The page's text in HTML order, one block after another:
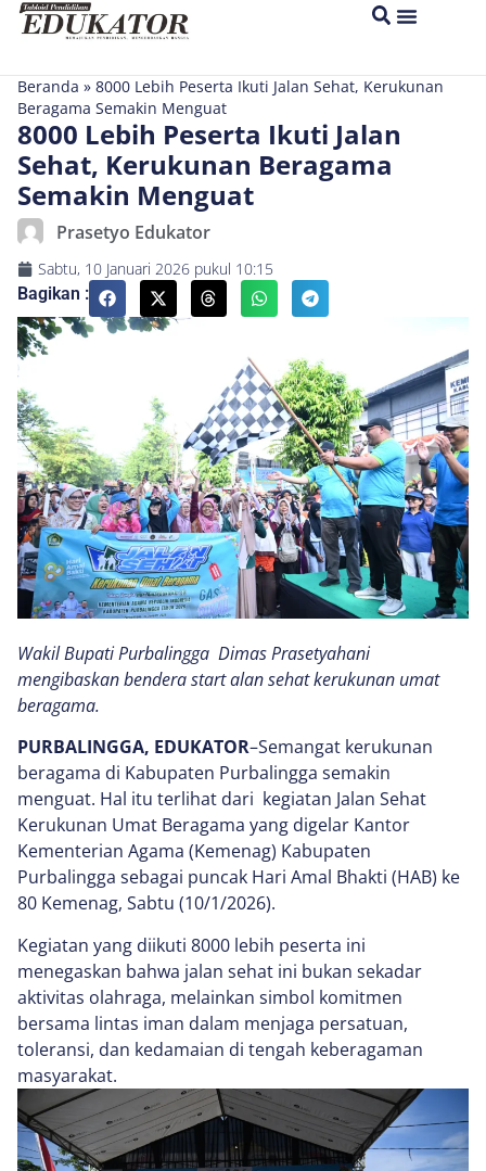
Beranda » 8000 Lebih Peserta Ikuti Jalan Sehat, Kerukunan
Beragama Semakin Menguat
8000 Lebih Peserta Ikuti Jalan
Sehat, Kerukunan Beragama
Semakin Menguat
Prasetyo Edukator
Sabtu, 10 Januari 2026 pukul 10:15
Bagikan :
Wakil Bupati Purbalingga Dimas Prasetyahani
mengibaskan bendera start alan sehat kerukunan umat
beragama.
PURBALINGGA, EDUKATOR–Semangat kerukunan
beragama di Kabupaten Purbalingga semakin
menguat. Hal itu terlihat dari kegiatan Jalan Sehat
Kerukunan Umat Beragama yang digelar Kantor
Kementerian Agama (Kemenag) Kabupaten
Purbalingga sebagai puncak Hari Amal Bhakti (HAB) ke
80 Kemenag, Sabtu (10/1/2026).
Kegiatan yang diikuti 8000 lebih peserta ini
menegaskan bahwa jalan sehat ini bukan sekadar
aktivitas olahraga, melainkan simbol komitmen
bersama lintas iman dalam menjaga persatuan,
toleransi, dan kedamaian di tengah keberagaman
masyarakat.